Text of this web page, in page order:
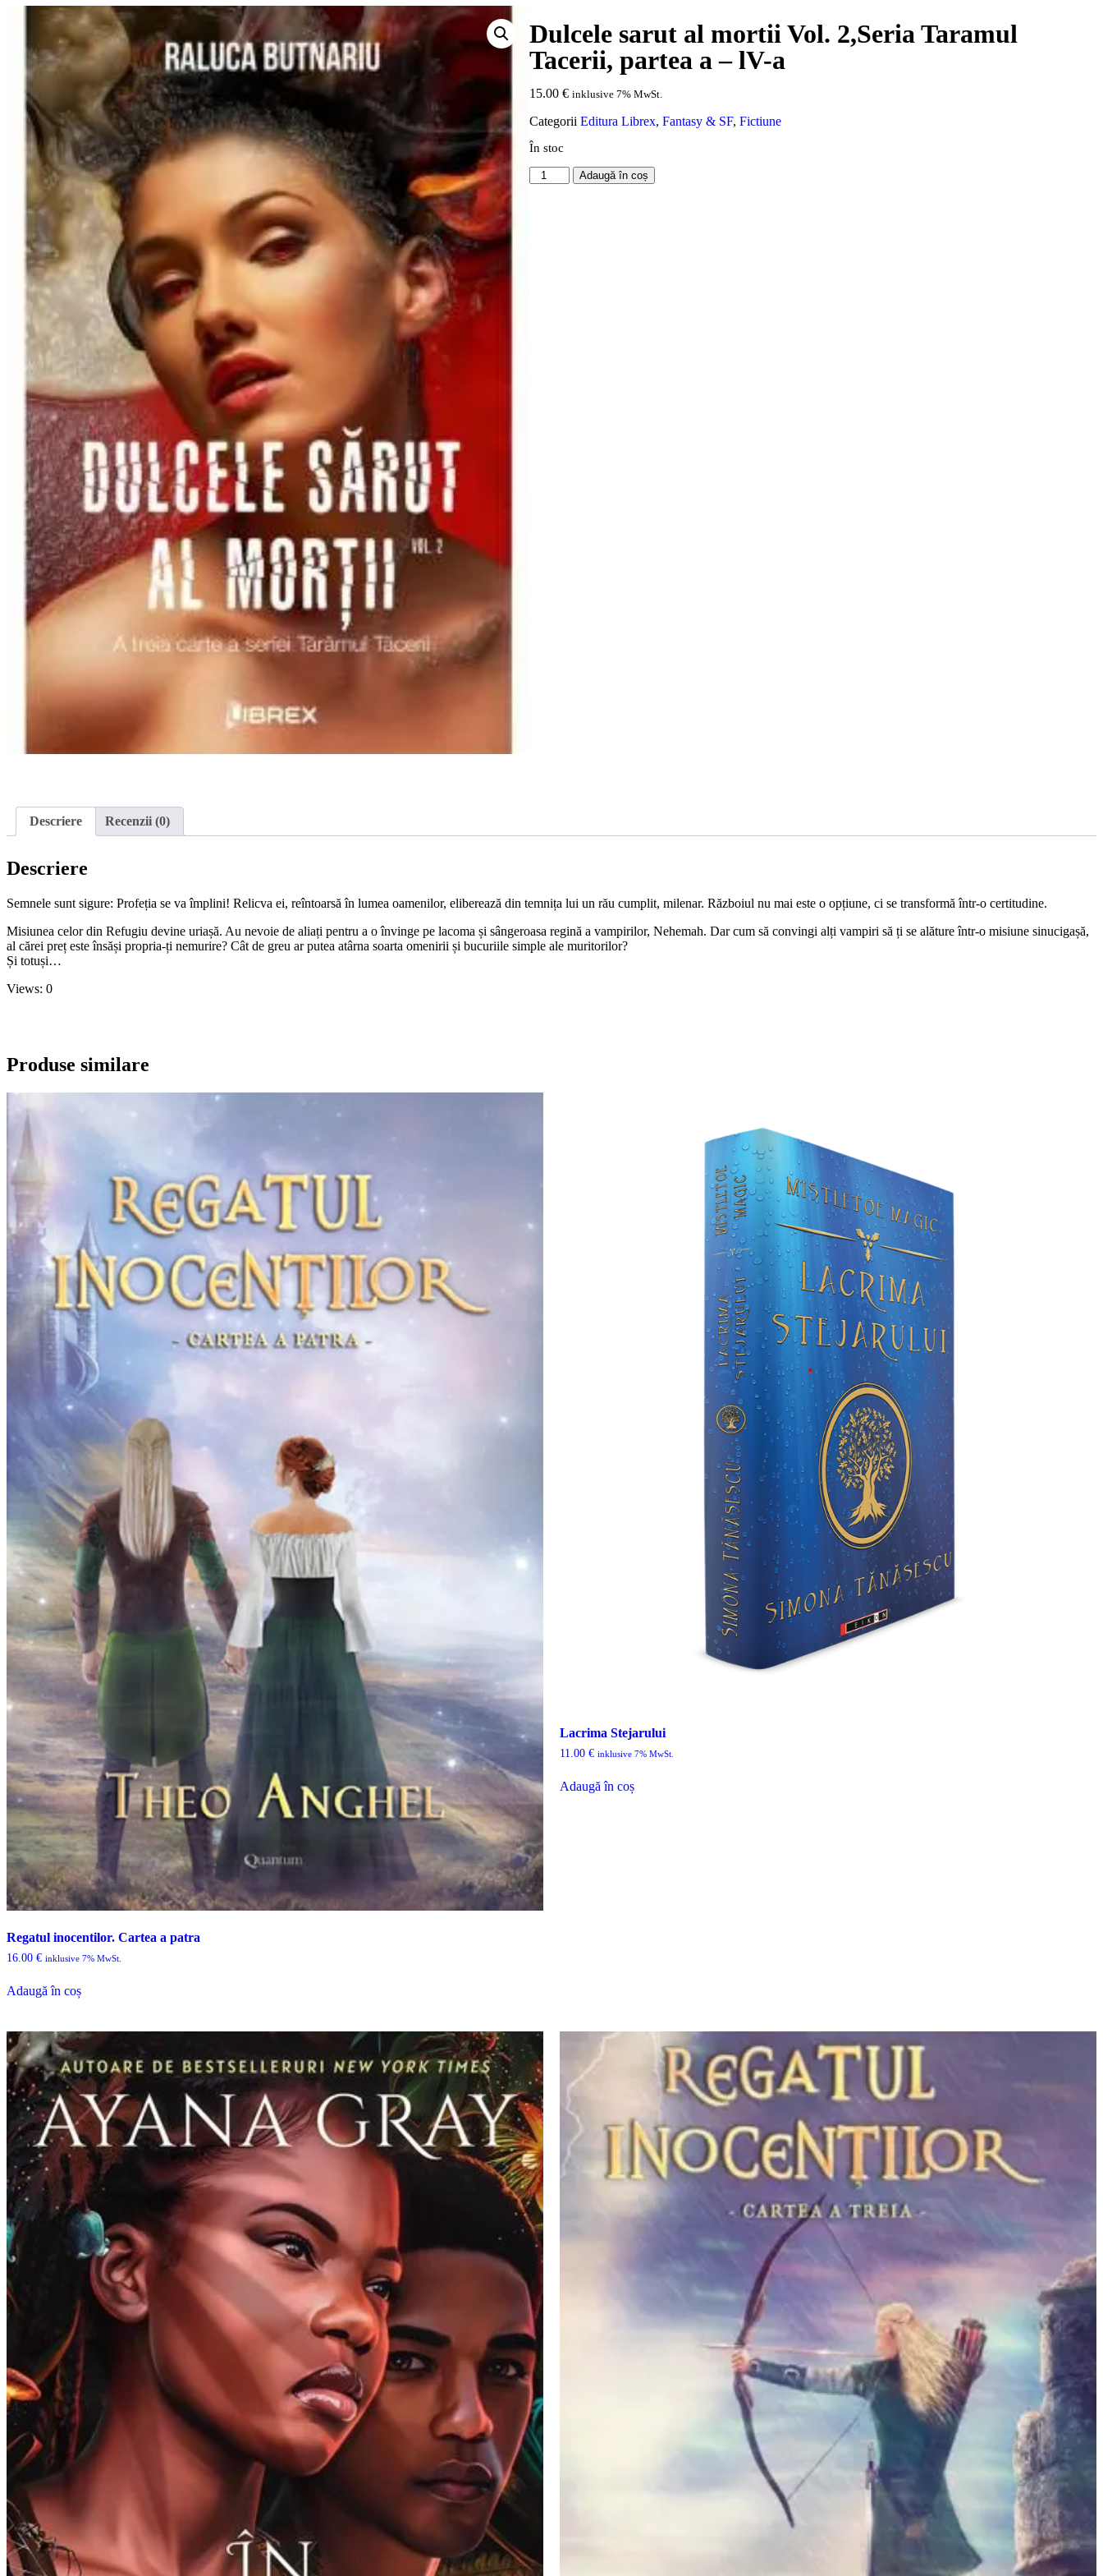
Dulcele sarut al mortii Vol. 2,Seria Taramul
Tacerii, partea a – lV-a
15.00€ inklusive 7% MwSt.
Categorii Editura Librex,Fantasy & SF,Fictiune
În stoc
Adaugă în coș
Descriere Recenzii (0)
Descriere
Semnele sunt sigure: Profeția se va împlini! Relicva ei, reîntoarsă în lumea oamenilor, eliberează din temnița lui un rău cumplit, milenar. Războiul nu mai este o opțiune, ci se transformă într-o certitudine.
Misiunea celor din Refugiu devine uriașă. Au nevoie de aliați pentru a o învinge pe lacoma și sângeroasa regină a vampirilor, Nehemah. Dar cum să convingi alți vampiri să ți se alăture într-o misiune sinucigașă,
al cărei preț este însăși propria-ți nemurire? Cât de greu ar putea atârna soarta omenirii și bucuriile simple ale muritorilor?
Și totuși…
Views: 0
Produse similare
Regatul inocentilor. Cartea a patra
16.00 € inklusive 7% MwSt.
Adaugă în coș
Lacrima Stejarului
11.00 € inklusive 7% MwSt.
Adaugă în coș